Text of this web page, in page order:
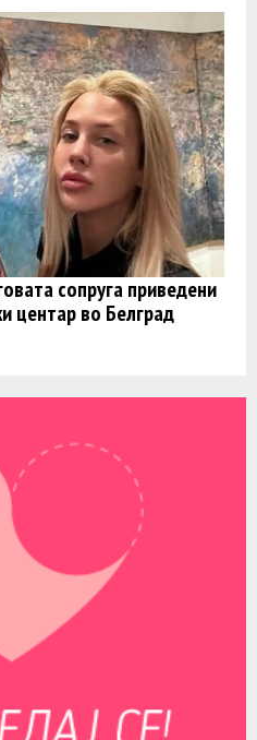
сопруга приведени
центар во Белград